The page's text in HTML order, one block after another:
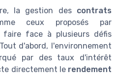
la gestion des contrats
ceux proposés par
faire face à plusieurs défis
d'abord, l'environnement
par des taux d'intérêt
directement le rendement